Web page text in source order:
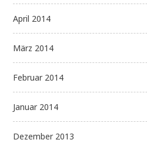
April 2014
März 2014
Februar 2014
Januar 2014
Dezember 2013